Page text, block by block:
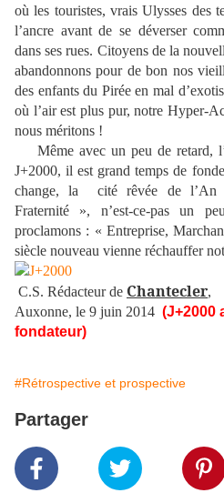
où les touristes, vrais Ulysses des
l’ancre avant de se déverser
dans ses rues. Citoyens de la
abandonnons pour de bon nos
des enfants du Pirée en mal
où l’air est plus pur, notre Hyper-
nous méritons !
Même avec un peu de retard,
J+2000, il est grand temps de
change, la
cité rêvée de
Fraternité », n’est-ce-pas un
proclamons : « Entreprise,
siècle nouveau vienne réchauffer
C.S. Rédacteur de Chantecler,
Auxonne, le 9 juin 2014 (J+2000
fondateur)
#Rétrospective et prospective
Partager